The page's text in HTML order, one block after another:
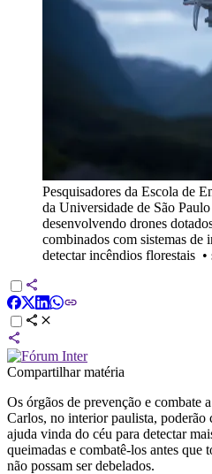
Pesquisadores da Escola de
da Universidade de São
desenvolvendo drones
combinados com sistemas de
detectar incêndios florestais •
Compartilhar matéria
Os órgãos de prevenção e combate
Carlos, no interior paulista, poderão
ajuda vinda do céu para detectar
queimadas e combatê-los antes que
não possam ser debelados.